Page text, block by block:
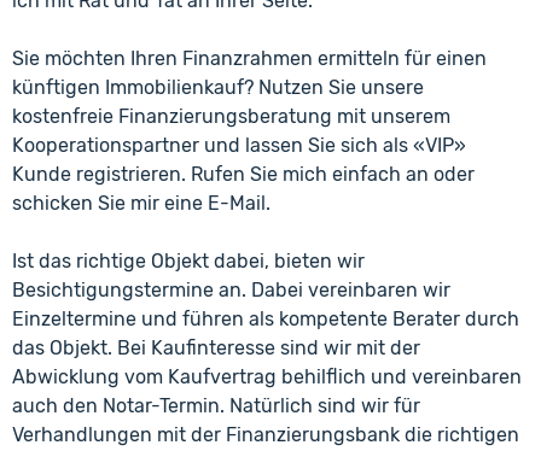
Sie möchten Ihren Finanzrahmen ermitteln für einen
künftigen Immobilienkauf? Nutzen Sie unsere
kostenfreie Finanzierungsberatung mit unserem
Kooperationspartner und lassen Sie sich als «VIP»
Kunde registrieren. Rufen Sie mich einfach an oder
schicken Sie mir eine E-Mail.
Ist das richtige Objekt dabei, bieten wir
Besichtigungstermine an. Dabei vereinbaren wir
Einzeltermine und führen als kompetente Berater durch
das Objekt. Bei Kaufinteresse sind wir mit der
Abwicklung vom Kaufvertrag behilflich und vereinbaren
auch den Notar-Termin. Natürlich sind wir für
Verhandlungen mit der Finanzierungsbank die richtigen